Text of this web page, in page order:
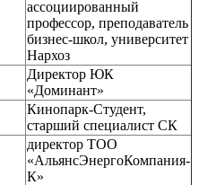
ассоциированный
профессор, преподаватель
бизнес-школ, университет
Нархоз
Директор ЮК
«Доминант»
Кинопарк-Студент,
старший специалист СК
директор ТОО
«АльянсЭнергоКомпания-
К»